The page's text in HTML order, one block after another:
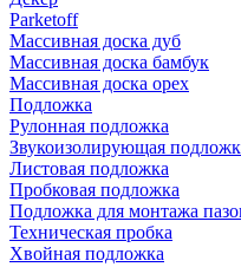
Parketoff
Массивная доска дуб
Массивная доска бамбук
Массивная доска орех
Подложка
Рулонная подложка
Звукоизолирующая
Листовая подложка
Пробковая подложка
Подложка для монтажа
Техническая пробка
Хвойная подложка